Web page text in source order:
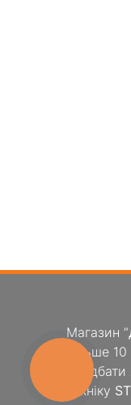
Магазин “
більше
техніку